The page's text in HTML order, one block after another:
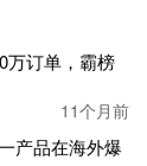
占总营收比重
仅体现了该品
司在消费级光
显现。
注意。报告期
万订单，霸榜
11个月前
产品在海外爆